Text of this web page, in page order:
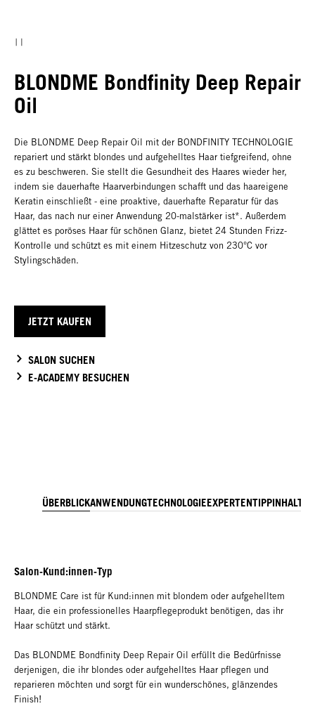
BLONDME Bondfinity Deep Repair
Oil
Die BLONDME Deep Repair Oil mit der BONDFINITY TECHNOLOGIE
repariert und stärkt blondes und aufgehelltes Haar tiefgreifend, ohne
es zu beschweren. Sie stellt die Gesundheit des Haares wieder her,
indem sie dauerhafte Haarverbindungen schafft und das haareigene
Keratin einschließt - eine proaktive, dauerhafte Reparatur für das
Haar, das nach nur einer Anwendung 20-malstärker ist*. Außerdem
glättet es poröses Haar für schönen Glanz, bietet 24 Stunden Frizz-
Kontrolle und schützt es mit einem Hitzeschutz von 230°C vor
Stylingschäden.
JETZT KAUFEN
SALON SUCHEN
E-ACADEMY BESUCHEN
ÜBERBLICKANWENDUNGTECHNOLOGIEEXPERTENTIPP
Salon-Kund:innen-Typ
BLONDME Care ist für Kund:innen mit blondem oder aufgehelltem
Haar, die ein professionelles Haarpflegeprodukt benötigen, das ihr
Haar schützt und stärkt.
Das BLONDME Bondfinity Deep Repair Oil erfüllt die Bedürfnisse
derjenigen, die ihr blondes oder aufgehelltes Haar pflegen und
reparieren möchten und sorgt für ein wunderschönes, glänzendes
Finish!